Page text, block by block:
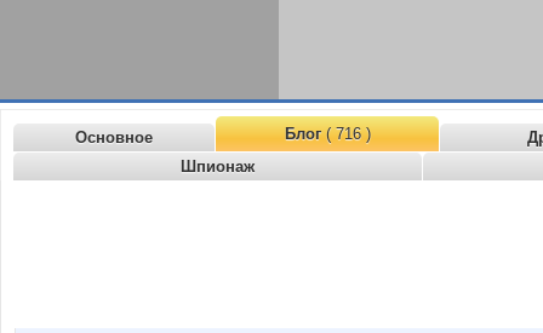
Основное Блог( 716 )
Шпионаж